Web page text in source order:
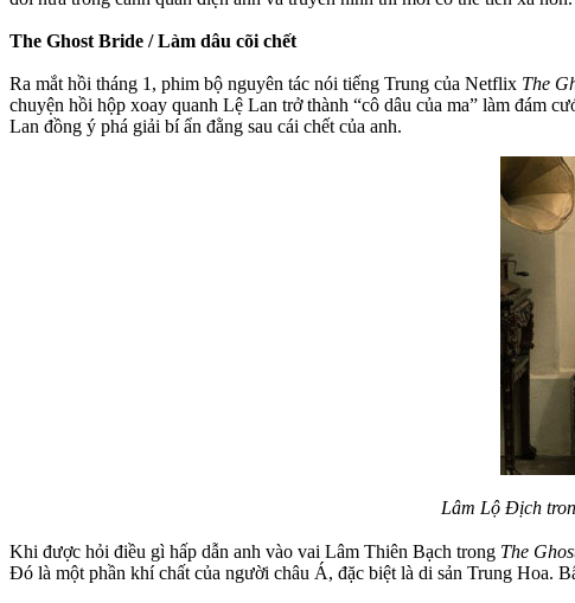
The Ghost Bride / Làm dâu cõi chết
Ra mắt hồi tháng 1, phim bộ nguyên tác nói tiếng Trung của Netflix The
chuyện hồi hộp xoay quanh Lệ Lan trở thành “cô dâu của ma” làm đám
Lan đồng ý phá giải bí ẩn đằng sau cái chết của anh.
Lâm Lộ Địch
Khi được hỏi điều gì hấp dẫn anh vào vai Lâm Thiên Bạch trong The
Đó là một phần khí chất của người châu Á, đặc biệt là di sản Trung Hoa.